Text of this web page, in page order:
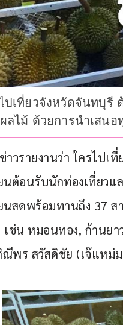
ปเที่ยวจังหวัดจันทบุรี
ลไม้ ด้วยการนำเสน
าวรายงานว่า ใครไป
นต้อนรับนักท่องเที่ยวแ
นสดพร้อมทานถึง 37
เช่น หมอนทอง, ก้านย
พร สวัสดิชัย (เจ๊แหม่